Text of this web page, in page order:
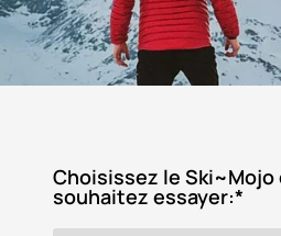
Choisissez le Ski~Mojo
souhaitez essayer:*